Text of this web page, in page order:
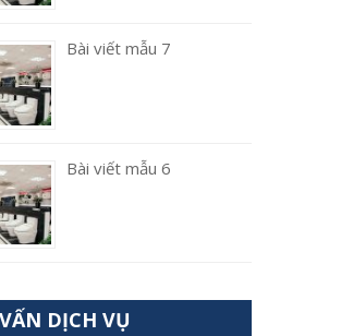
Bài viết mẫu 7
Bài viết mẫu 6
DỊCH VỤ